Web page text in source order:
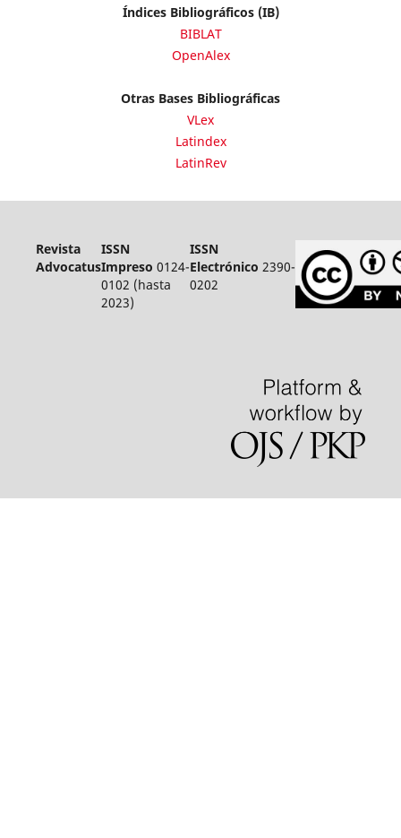
Índices Bibliográficos (IB)
BIBLAT
OpenAlex
Otras Bases Bibliográficas
VLex
Latindex
LatinRev
Revista
Advocatus
ISSN
Impreso 0124-
0102 (hasta
2023)
ISSN
Electrónico 2390-
0202